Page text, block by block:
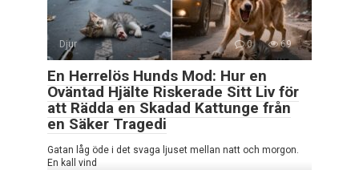
Djur 0 69
En Herrelös Hunds Mod: Hur en
Oväntad Hjälte Riskerade Sitt Liv för
att Rädda en Skadad Kattunge från
en Säker Tragedi
Gatan låg öde i det svaga ljuset mellan natt och morgon.
En kall vind